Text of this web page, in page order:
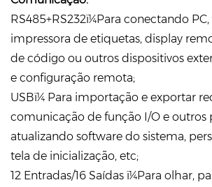
RS485+RS232ï¼Para conectando PC,
impressora de etiquetas, display
de código ou outros dispositivos
e configuração remota;
USBï¼ Para importação e exportar
comunicação de função I/O e outros
atualizando software do sistema,
tela de inicialização, etc;
12 Entradas/16 Saídas ï¼Para olhar,